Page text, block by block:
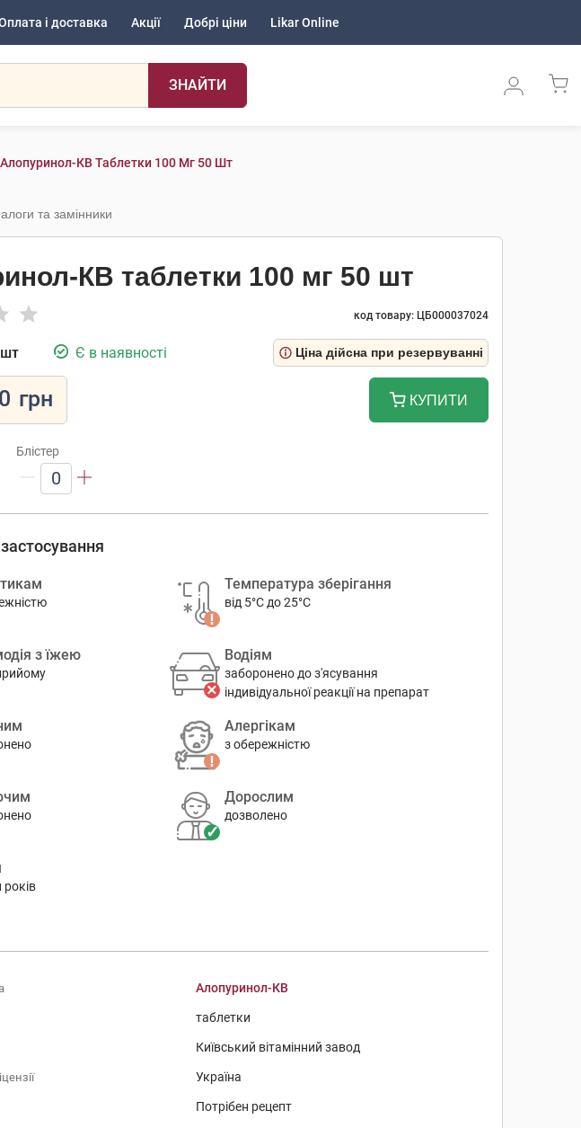
і доставка Акції Добрі ціни Likar Online
ЗНАЙТИ
Алопуринол-КВ Таблетки 100 Мг 50 Шт
та замінники
КВ таблетки 100 мг 50 шт
код товару: ЦБ000037024
Є в наявності Ціна дійсна при резервуванні
грн КУПИТИ
Блістер
0
Температура зберігання
від 5°C до 25°C
з їжею Водіям
заборонено до з'ясування
індивідуальної реакції на препарат
Алергікам
з обережністю
Дорослим
дозволено
років
Алопуринол-КВ
таблетки
Київський вітамінний завод
Україна
Потрібен рецепт